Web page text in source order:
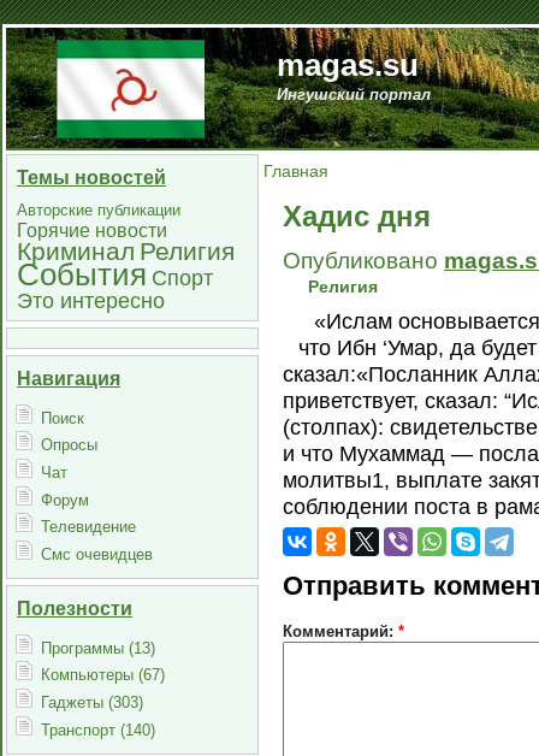
magas.su
Ингушский портал
Темы новостей
Авторские публикации
Горячие новости
Криминал Религия
События Спорт
Это интересно
Навигация
Поиск
Опросы
Чат
Форум
Телевидение
Смс очевидцев
Полезности
Программы (13)
Компьютеры (67)
Гаджеты (303)
Транспорт (140)
Главная
Хадис дня
Опубликовано
Религия
«Ислам
что Ибн ‘Умар, да
сказал:«Посланник
приветствует, сказал:
(столпах):
и что Мухаммад —
молитвы1, выплате
соблюдении поста в
Отправить
Комментарий: *